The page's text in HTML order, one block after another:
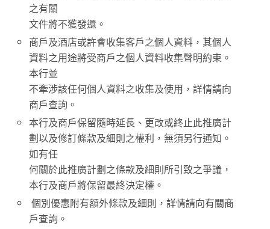
之有關
文件將不獲發還。
商戶及酒店或許會收集客戶之個人資料，其個人
資料之用途將受商戶之個人資料收集聲明約束。
本行並
不牽涉該任何個人資料之收集及使用，詳情請向
商戶查詢。
本行及商戶保留隨時延長、更改或終止此推廣計
劃以及修訂條款及細則之權利，無須另行通知。
如有任
何關於此推廣計劃之條款及細則所引致之爭議，
本行及商戶將保留最終決定權。
個別優惠附有額外條款及細則，詳情請向有關商
戶查詢。